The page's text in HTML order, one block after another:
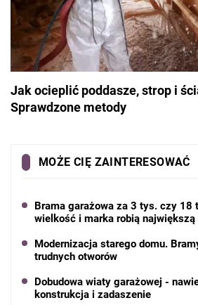
Jak ocieplić poddasze, strop i
Sprawdzone metody
MOŻE CIĘ ZAINTERESOWAĆ
Brama garażowa za 3 tys. czy 18
wielkość i marka robią największą
Modernizacja starego domu.
trudnych otworów
Dobudowa wiaty garażowej -
konstrukcja i zadaszenie